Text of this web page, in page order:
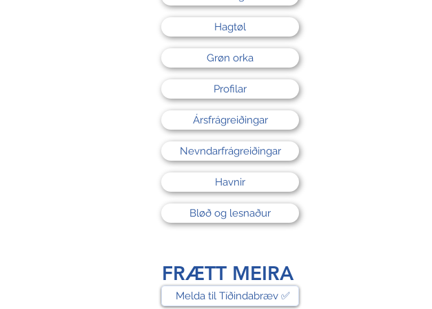
Hagtøl
Grøn orka
Profilar
Ársfrágreiðingar
Nevndarfrágreiðingar
Havnir
Bløð og lesnaður
FRÆTT MEIRA
Melda til Tíðindabræv ✅